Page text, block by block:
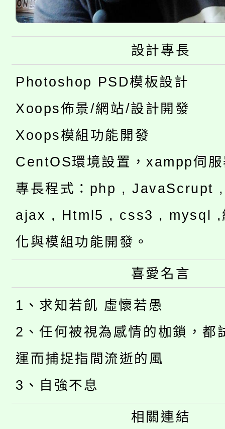
設計專長
Photoshop PSD模板設計
Xoops佈景/網站/設計開發
Xoops模組功能開發
CentOS環境設置，xampp伺
專長程式：php , JavaScrupt
ajax , Html5 , css3 , mysql ,
化與模組功能開發。
喜愛名言
1、求知若飢 虛懷若愚
2、任何被視為感情的枷鎖，都
運而捕捉指間流逝的風
3、自強不息
相關連結